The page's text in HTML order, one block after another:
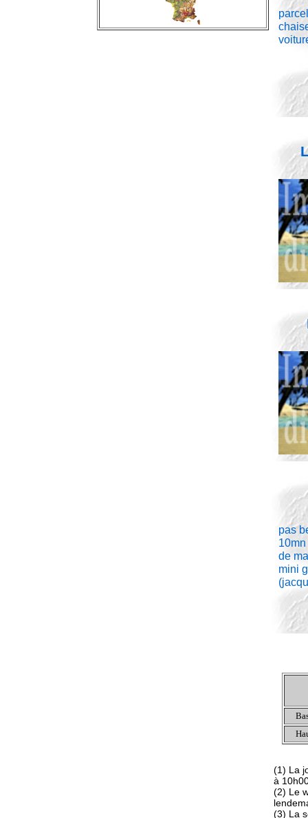
pas
de
mini
(1) La
à
(2) Le
(3) La